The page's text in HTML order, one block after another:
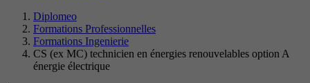
Diplomeo
Formations Professionnelles
Formations Ingenierie
CS (ex MC) technicien en énergies renouvelables option A
énergie électrique